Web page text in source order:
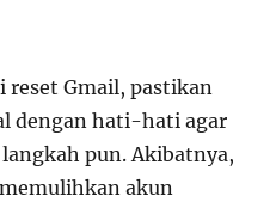
reset Gmail, pastikan
dengan hati-hati agar
pun. Akibatnya,
akun